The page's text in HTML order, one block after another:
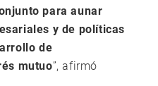
para aunar
y de políticas
de
mutuo”, afirmó